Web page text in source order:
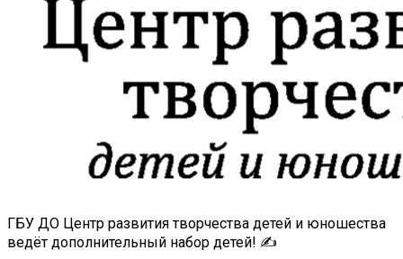
ГБУ ДО Центр развития творчества детей и юношества
ведёт дополнительный набор детей! ✍